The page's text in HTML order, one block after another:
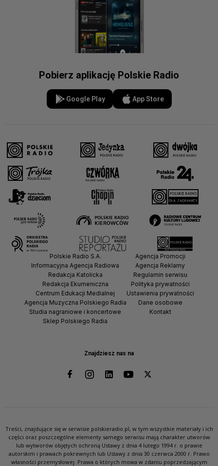
Pobierz aplikację Polskie Radio
Google Play App Store
Znajdziesz nas na
Polskie Radio S.A.
Informacyjna Agencja Radiowa
Redakcja Katolicka
Redakcja Ekumeniczna
Centrum Edukacji Medialnej
Agencja Muzyczna Polskiego Radia
Studia nagraniowe i koncertowe
Sklep Polskiego Radia
Agencja Promocji
Agencja Reklamy
Regulamin serwisu
Polityka prywatności
Ustawienia prywatności
Dane osobowe
Kontakt
Treści, znajdujące się w serwisie polskieradio.pl, w tym wszystkie materiały i ich
części oraz poszczególne elementy samego serwisu mają charakter utworów
lub wytworów objętych ochroną Ustawy z dnia 4 lutego 1994 r. o prawie
autorskim i prawach pokrewnych lub Ustawy z dnia 30 czerwca 2000 r. Prawo
własności przemysłowej. Prawa o których mowa w zdaniu poprzedzającym